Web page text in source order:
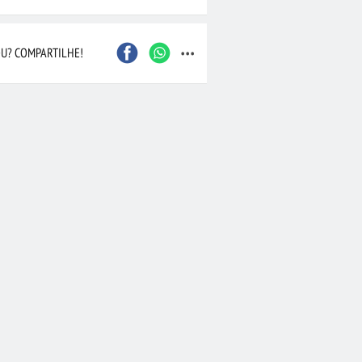
Joinville
Barueri
COMPARTILHE! ...